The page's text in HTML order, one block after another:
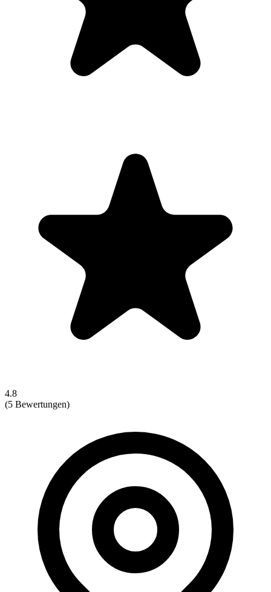
4.8
(5 Bewertungen)